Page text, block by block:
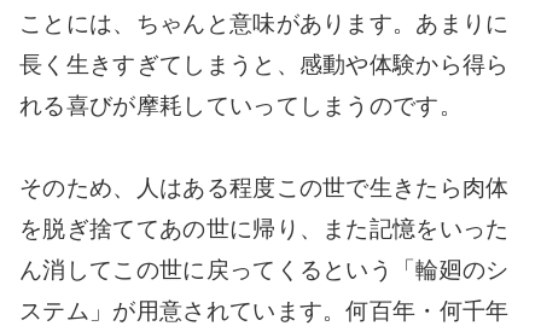
ことには、ちゃんと意味があります。あまりに
長く生きすぎてしまうと、感動や体験から得ら
れる喜びが摩耗していってしまうのです。
そのため、人はある程度この世で生きたら肉体
を脱ぎ捨ててあの世に帰り、また記憶をいった
ん消してこの世に戻ってくるという「輪廻のシ
ステム」が用意されています。何百年・何千年